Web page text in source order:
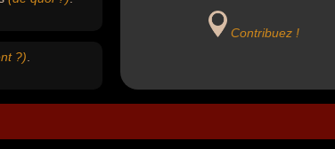
?)
Contribuez !